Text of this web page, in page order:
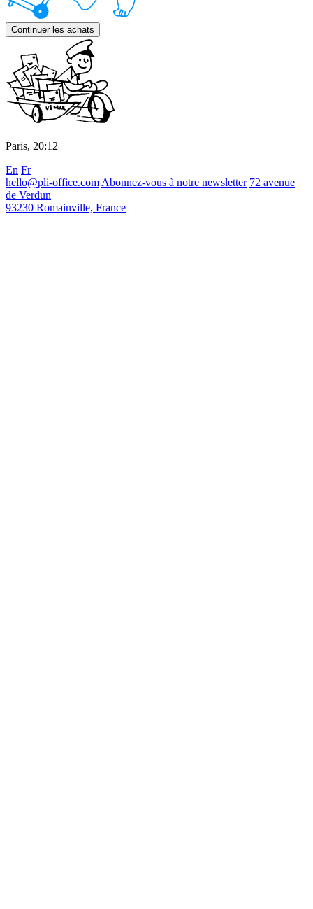
Continuer les achats
Paris, 20:12
En Fr
hello@pli-office.comAbonnez-vous à notre newsletter 72 avenue
de Verdun
93230 Romainville, France